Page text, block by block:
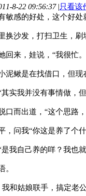
8-22 09:56:37 |只看该
敏感的好处，这个好处
换沙发，打扫卫生，
回来，娃说，“我很忙
泥鳅是在找借口，但
实我并没有事情做，
口而出道，“这个思路
，问我“你这是养了个
我自己养的咩？我也
。
和姑娘联手，搞定老